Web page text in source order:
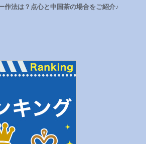
作法は？点心と中国茶の場合をご紹介♪